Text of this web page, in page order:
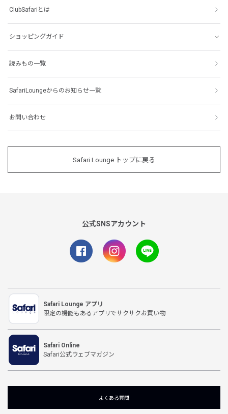
ClubSafariとは
ショッピングガイド
読みもの一覧
SafariLoungeからのお知らせ一覧
お問い合わせ
Safari Lounge トップに戻る
公式SNSアカウント
Safari Lounge アプリ
限定の機能もあるアプリでサクサクお買い物
Safari Online
Safari公式ウェブマガジン
よくある質問